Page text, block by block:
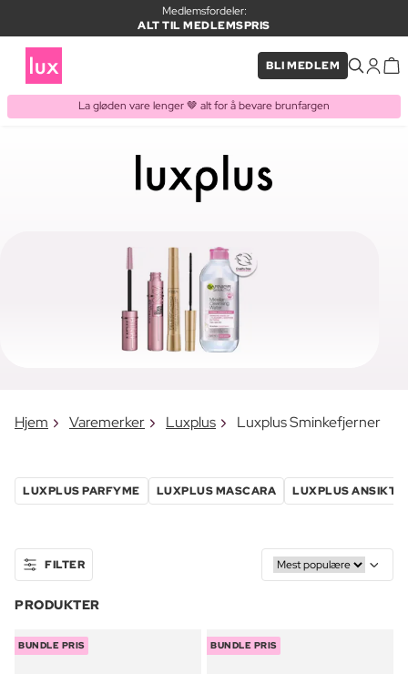
Medlemsfordeler:
ALT TIL MEDLEMSPRIS
BLI MEDLEM
La gløden vare lenger 🤎 alt for å bevare brunfargen
Hjem Varemerker Luxplus Luxplus Sminkefjerner
LUXPLUS PARFYME LUXPLUS MASCARA LUXPLUS
FILTER
PRODUKTER
BUNDLE PRIS BUNDLE PRIS